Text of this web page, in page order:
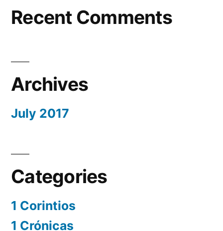
Recent Comments
Archives
July 2017
Categories
1 Corintios
1 Crónicas